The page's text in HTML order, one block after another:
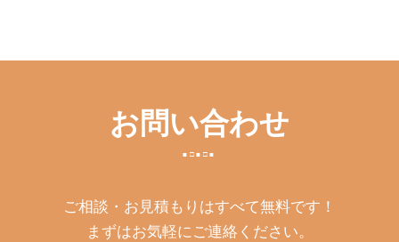
お問い合わせ
ご相談・お見積もりはすべて無料です！
まずはお気軽にご連絡ください。